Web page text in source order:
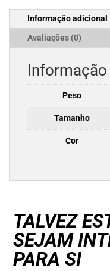
NEVIO
Informação adicional
Avaliações (0)
Informação
Peso
Tamanho
Cor
TALVEZ
SEJAM
PARA SI